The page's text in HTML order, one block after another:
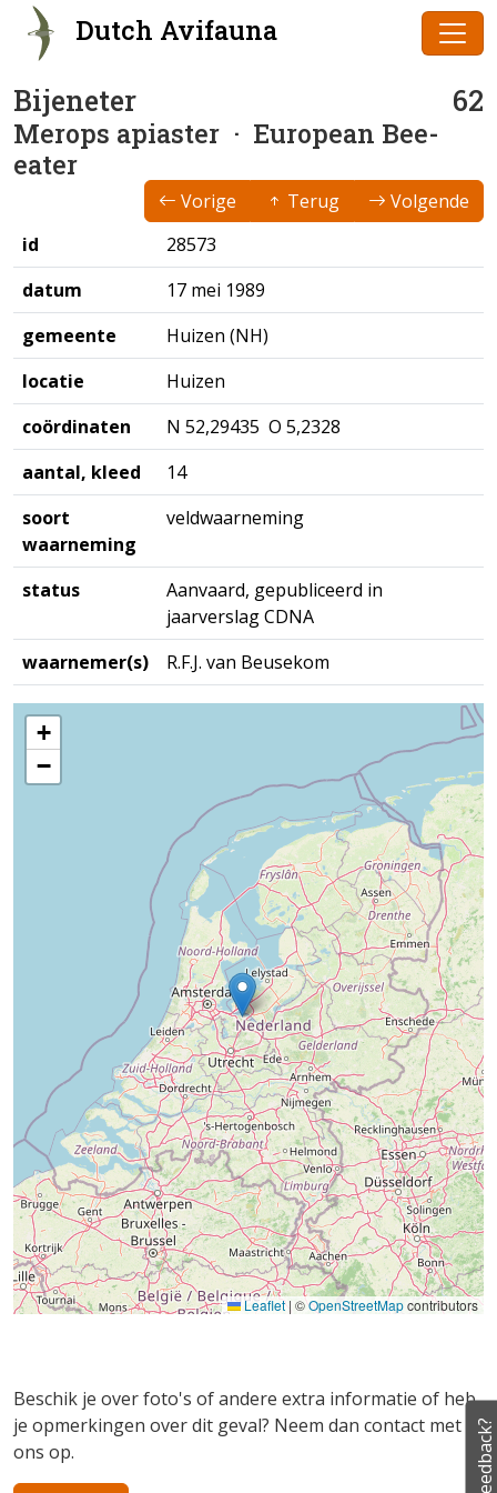
Dutch Avifauna
Bijeneter 62
Merops apiaster · European Bee-
eater
Vorige Terug
Volgende
id
28573
datum
17 mei 1989
gemeente
Huizen (NH)
locatie
Huizen
coördinaten
N 52,29435 O 5,2328
aantal, kleed
14
soort
waarneming
veldwaarneming
status
Aanvaard, gepubliceerd in
jaarverslag CDNA
waarnemer(s)
R.F.J. van Beusekom
+
−
Leaflet| ©OpenStreetMapcontributors
Beschik je over foto's of andere extra informatie of heb
je opmerkingen over dit geval? Neem dan contact met
ons op.
Feedback?